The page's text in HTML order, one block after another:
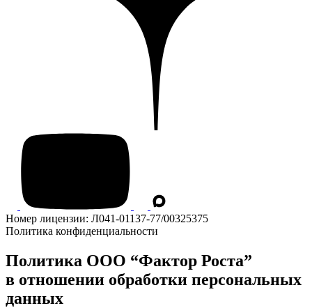
Номер лицензии: Л041-01137-77/00325375
Политика конфиденциальности
Политика ООО “Фактор Роста”
в отношении обработки персональных
данных